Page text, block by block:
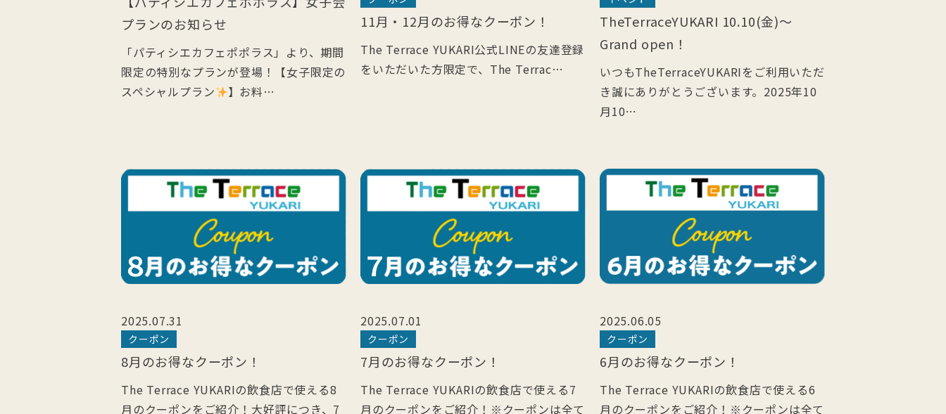
プランのお知らせ
「パティシエカフェポポラス」より、期間
限定の特別なプランが登場！【女子限定の
スペシャルプラン
】お料…
11月・12月のお得なクーポン！
The Terrace YUKARI公式LINEの友達登録
をいただいた方限定で、The Terrac…
TheTerraceYUKARI 10.10(金)～
Grand open！
いつもTheTerraceYUKARIをご利用いただ
き誠にありがとうございます。2025年10
月10…
2025.07.31
クーポン
8月のお得なクーポン！
The Terrace YUKARIの飲食店で使える8
月のクーポンをご紹介！大好評につき、7
2025.07.01
クーポン
7月のお得なクーポン！
The Terrace YUKARIの飲食店で使える7
月のクーポンをご紹介！※クーポンは全て
2025.06.05
クーポン
6月のお得なクーポン！
The Terrace YUKARIの飲食店で使える6
月のクーポンをご紹介！※クーポンは全て